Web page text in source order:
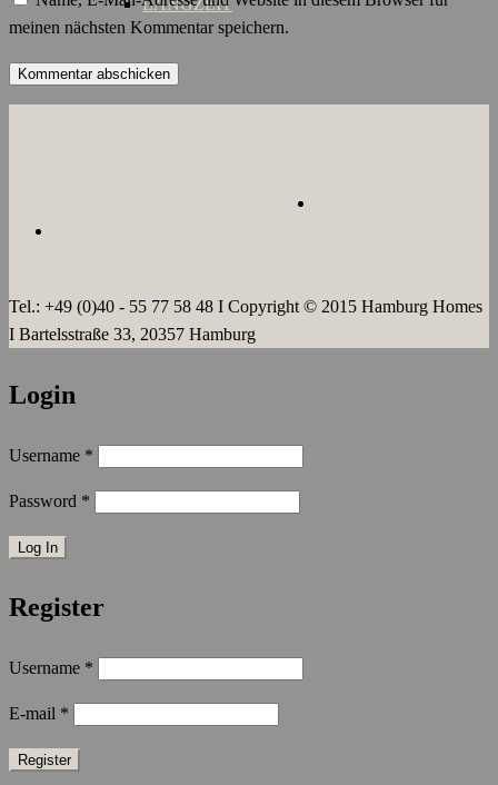
LANGZEIT
meinen nächsten Kommentar speichern.
Tel.: +49 (0)40 - 55 77 58 48 I Copyright © 2015 Hamburg Homes
I Bartelsstraße 33, 20357 Hamburg
Login
Username *
Password *
Register
Username *
E-mail *